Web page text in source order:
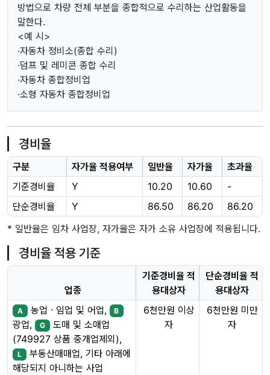
방법으로 차량 전체 부분을 종합적으로 수리하는 산업활동을
말한다.
<예 시>
·자동차 정비소(종합 수리)
·덤프 및 레미콘 종합 수리
·자동차 종합정비업
·소형 자동차 종합정비업
경비율
구분 자가율 적용여부 일반율 자가율
초과율
기준경비율
Y 10.20 10.60
-
단순경비율
Y 86.50 86.20
86.20
* 일반율은 임차 사업장, 자가율은 자가 소유 사업장에 적용됩니다.
경비율 적용 기준
업종
기준경비율 적
용대상자
단순경비율 적
용대상자
A 농업ㆍ임업 및 어업, B
광업, G 도매 및 소매업
(749927 상품 중개업제외),
L 부동산매매업, 기타 아래에
해당되지 아니하는 사업
6천만원 이상
자
6천만원 미만
자